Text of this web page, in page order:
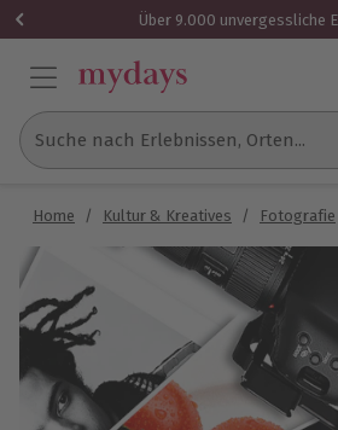
Über 9.000 unvergessliche
Suche nach Erlebnissen, Orten...
Home / Kultur & Kreatives / Fotografie